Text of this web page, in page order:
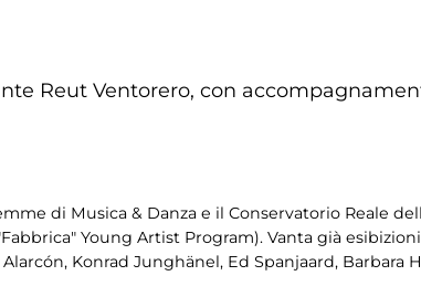
Reut Ventorero, con
di Musica & Danza e il Conservatorio Reale
Young Artist Program). Vanta già
Konrad Junghänel, Ed Spanjaard, Barbara